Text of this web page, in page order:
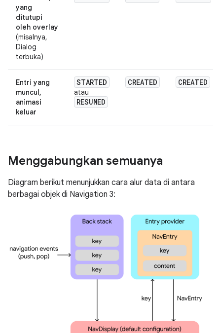
yang
ditutupi
oleh overlay
(misalnya,
Dialog
terbuka)
Entri yang
muncul,
animasi
keluar
STARTED
atau
RESUMED
CREATED CREATED
Menggabungkan semuanya
Diagram berikut menunjukkan cara alur data di antara
berbagai objek di Navigation 3: